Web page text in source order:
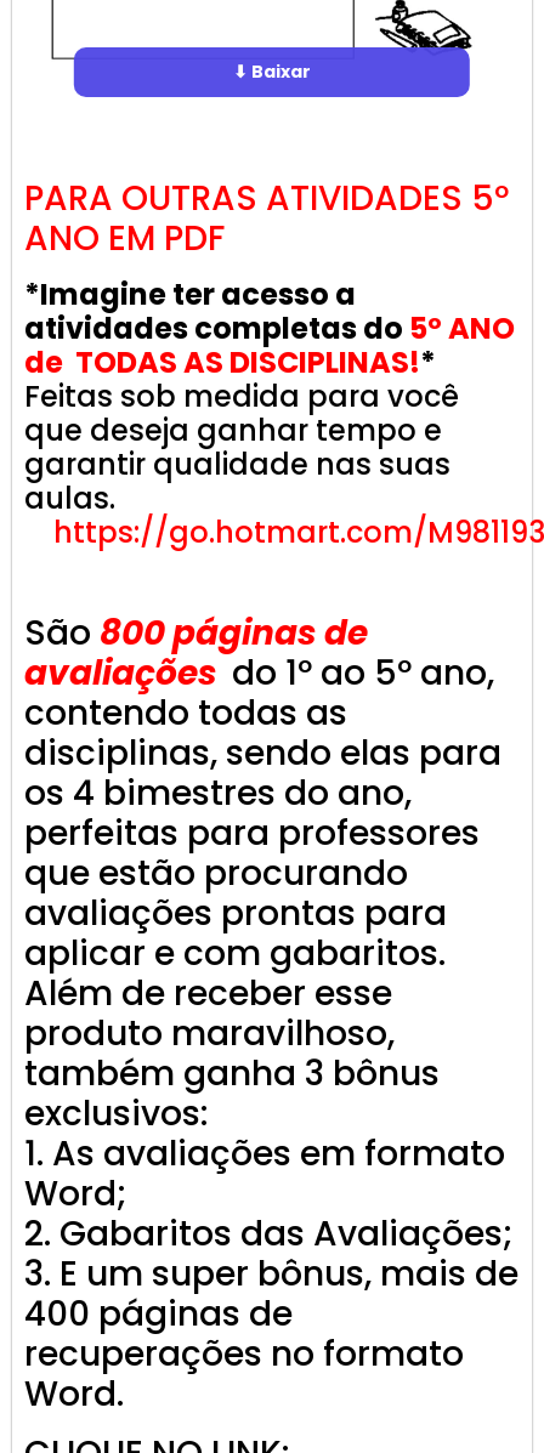
⬇ Baixar
PARA OUTRAS ATIVIDADES 5º
ANO EM PDF
*Imagine ter acesso a
atividades completas do 5º ANO
de TODAS AS DISCIPLINAS!*
Feitas sob medida para você
que deseja ganhar tempo e
garantir qualidade nas suas
aulas.
https://go.hotmart.com/
São 800 páginas de
avaliações do 1º ao 5º ano,
contendo todas as
disciplinas, sendo elas para
os 4 bimestres do ano,
perfeitas para professores
que estão procurando
avaliações prontas para
aplicar e com gabaritos.
Além de receber esse
produto maravilhoso,
também ganha 3 bônus
exclusivos:
1. As avaliações em formato
Word;
2. Gabaritos das Avaliações;
3. E um super bônus, mais de
400 páginas de
recuperações no formato
Word.